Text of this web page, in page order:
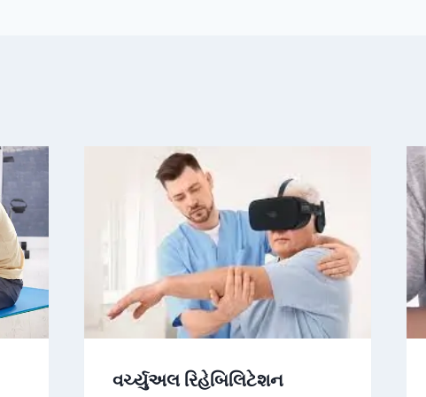
વર્ચ્યુઅલ રિહેબિલિટેશન